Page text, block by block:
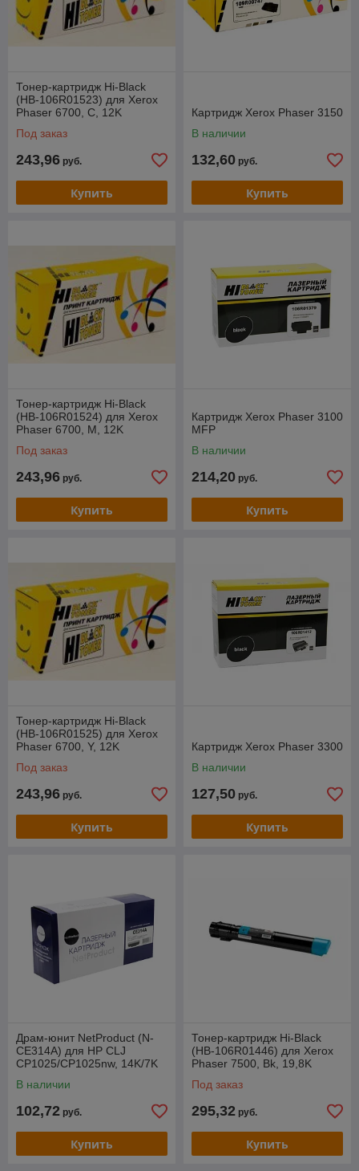
Тонер-картридж Hi-Black
(HB-106R01523) для Xerox
Phaser 6700, C, 12K
Под заказ
243,96 руб.
Купить
Картридж Xerox Phaser 3150
В наличии
132,60 руб.
Купить
Тонер-картридж Hi-Black
(HB-106R01524) для Xerox
Phaser 6700, M, 12K
Под заказ
243,96 руб.
Купить
Картридж Xerox Phaser 3100
MFP
В наличии
214,20 руб.
Купить
Тонер-картридж Hi-Black
(HB-106R01525) для Xerox
Phaser 6700, Y, 12K
Под заказ
243,96 руб.
Купить
Картридж Xerox Phaser 3300
В наличии
127,50 руб.
Купить
Драм-юнит NetProduct (N-
CE314A) для HP CLJ
CP1025/CP1025nw, 14K/7K
В наличии
102,72 руб.
Купить
Тонер-картридж Hi-Black
(HB-106R01446) для Xerox
Phaser 7500, Bk, 19,8K
Под заказ
295,32 руб.
Купить